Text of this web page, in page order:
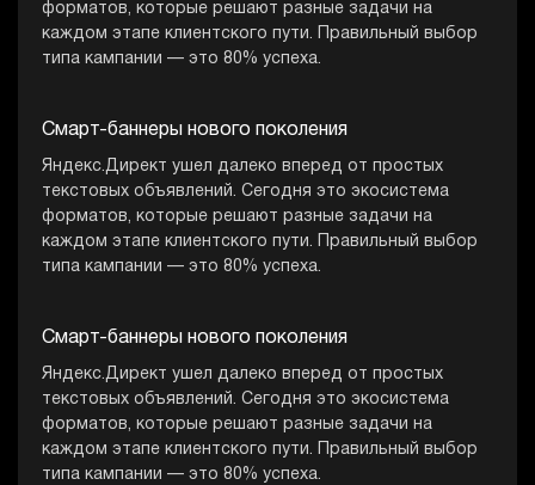
форматов, которые решают разные задачи на
каждом этапе клиентского пути. Правильный выбор
типа кампании — это 80% успеха.
Смарт-баннеры нового поколения
Яндекс.Директ ушел далеко вперед от простых
текстовых объявлений. Сегодня это экосистема
форматов, которые решают разные задачи на
каждом этапе клиентского пути. Правильный выбор
типа кампании — это 80% успеха.
Смарт-баннеры нового поколения
Яндекс.Директ ушел далеко вперед от простых
текстовых объявлений. Сегодня это экосистема
форматов, которые решают разные задачи на
каждом этапе клиентского пути. Правильный выбор
типа кампании — это 80% успеха.